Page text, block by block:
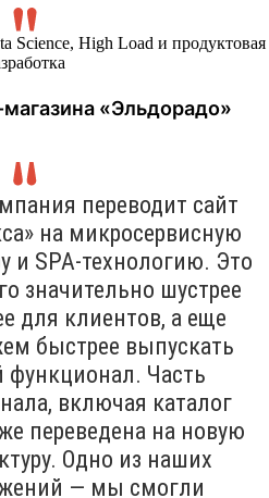
«Эльдорадо»
переводит сайт
на микросервисную
и SPA-технологию. Это
значительно шустрее
для клиентов, а еще
быстрее выпускать
функционал. Часть
включая каталог
переведена на новую
Одно из наших
— мы смогли